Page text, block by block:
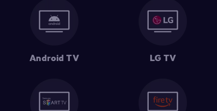
Android TV LG TV